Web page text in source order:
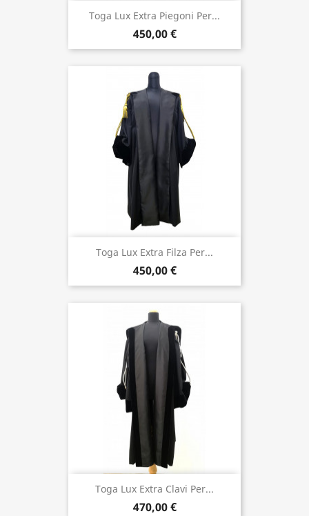
Toga Lux Extra Piegoni Per...
450,00 €
Toga Lux Extra Filza Per...
450,00 €
Toga Lux Extra Clavi Per...
470,00 €